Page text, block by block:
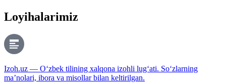
Loyihalarimiz
Izoh.uz — O‘zbek tilining xalqona izohli lug‘ati. So‘zlarning
ma’nolari, ibora va misollar bilan keltirilgan.